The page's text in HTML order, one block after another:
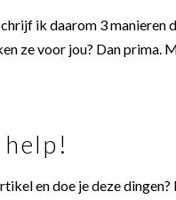
ik daarom 3 manieren
ze voor jou? Dan prima.
help!
en doe je deze